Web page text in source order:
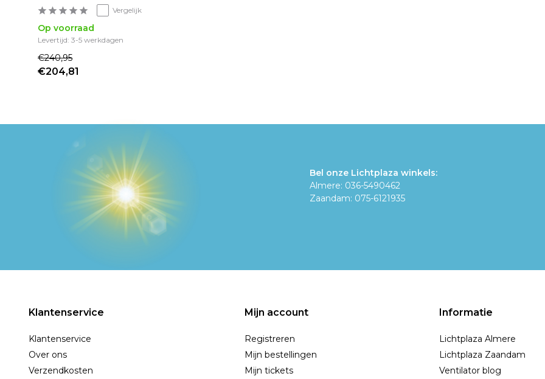
Vergelijk
Op voorraad
Levertijd: 3-5 werkdagen
€240,95
€204,81
Bel onze Lichtplaza winkels:
Almere: 036-5490462
Zaandam: 075-6121935
Klantenservice
Klantenservice
Over ons
Verzendkosten
Mijn account
Registreren
Mijn bestellingen
Mijn tickets
Informatie
Lichtplaza Almere
Lichtplaza Zaandam
Ventilator blog